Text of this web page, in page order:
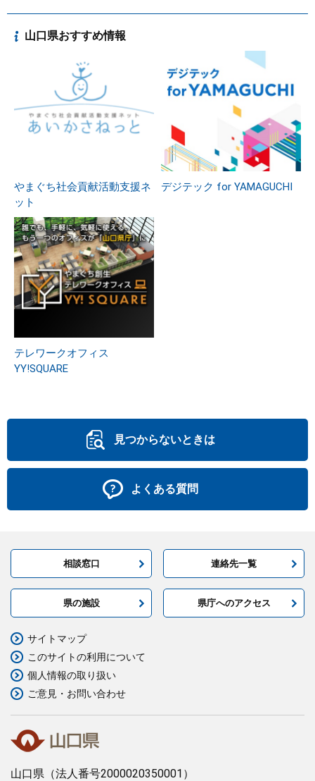
山口県おすすめ情報
やまぐち社会貢献活動支援ネ
ット
デジテック for YAMAGUCHI
テレワークオフィス
YY!SQUARE
見つからないときは
よくある質問
相談窓口 連絡先一覧
県の施設 県庁へのアクセス
山口県 （法人番号2000020350001）
サイトマップ
このサイトの利用について
個人情報の取り扱い
ご意見・お問い合わせ